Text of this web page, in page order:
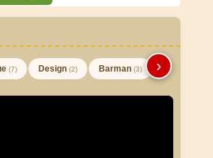
(7) Design (2) Barman (3) ›